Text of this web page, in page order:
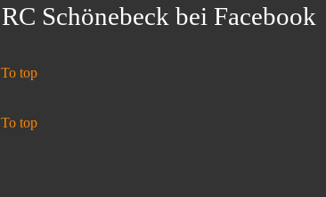
RC Schönebeck bei Facebook
To top
To top